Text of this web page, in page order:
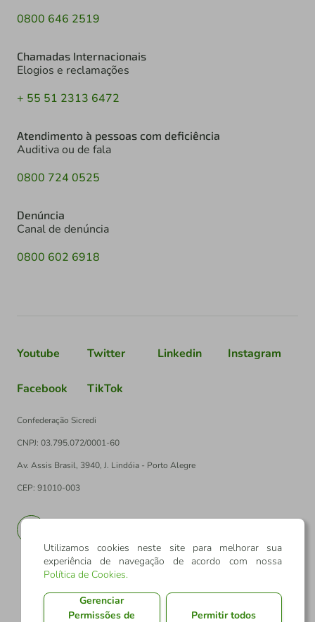
0800 646 2519
Chamadas Internacionais
Elogios e reclamações
+ 55 51 2313 6472
Atendimento à pessoas com deficiência
Auditiva ou de fala
0800 724 0525
Denúncia
Canal de denúncia
0800 602 6918
Youtube Twitter Linkedin Instagram
Facebook TikTok
Confederação Sicredi
CNPJ: 03.795.072/0001-60
Av. Assis Brasil, 3940, J. Lindóia - Porto Alegre
CEP: 91010-003
Utilizamos cookies neste site para melhorar sua
experiência de navegação de acordo com nossa
Política de Cookies.
Gerenciar
Permissões de
Permitir todos